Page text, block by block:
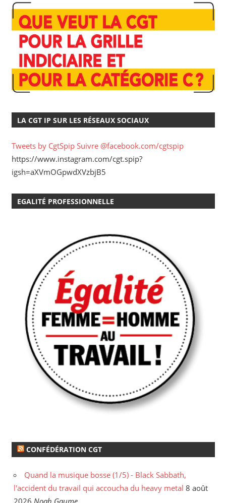
LA CGT IP SUR LES RÉSEAUX SOCIAUX
Tweets by CgtSpip Suivre @facebook.com/cgtspip
https://www.instagram.com/cgt.spip?
igsh=aXVmOGpwdXVzbjB5
EGALITÉ PROFESSIONNELLE
CONFÉDÉRATION CGT
Quand la musique bosse (1/5) - Black Sabbath,
l'accident du travail qui accoucha du heavy metal 8 août